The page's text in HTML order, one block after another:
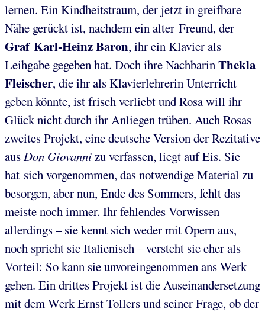
lernen. Ein Kindheitstraum, der jetzt in greifbare
Nähe gerückt ist, nachdem ein alter Freund, der
Graf Karl-Heinz Baron, ihr ein Klavier als
Leihgabe gegeben hat. Doch ihre Nachbarin Thekla
Fleischer, die ihr als Klavierlehrerin Unterricht
geben könnte, ist frisch verliebt und Rosa will ihr
Glück nicht durch ihr Anliegen trüben. Auch Rosas
zweites Projekt, eine deutsche Version der Rezitative
aus Don Giovanni zu verfassen, liegt auf Eis. Sie
hat sich vorgenommen, das notwendige Material zu
besorgen, aber nun, Ende des Sommers, fehlt das
meiste noch immer. Ihr fehlendes Vorwissen
allerdings – sie kennt sich weder mit Opern aus,
noch spricht sie Italienisch – versteht sie eher als
Vorteil: So kann sie unvoreingenommen ans Werk
gehen. Ein drittes Projekt ist die Auseinandersetzung
mit dem Werk Ernst Tollers und seiner Frage, ob der